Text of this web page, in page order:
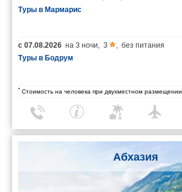
Туры в Мармарис
с 07.08.2026 на 3 ночи, 3 , без питания
Туры в Бодрум
* Стоимость на человека при двухместном размещении
Абхазия